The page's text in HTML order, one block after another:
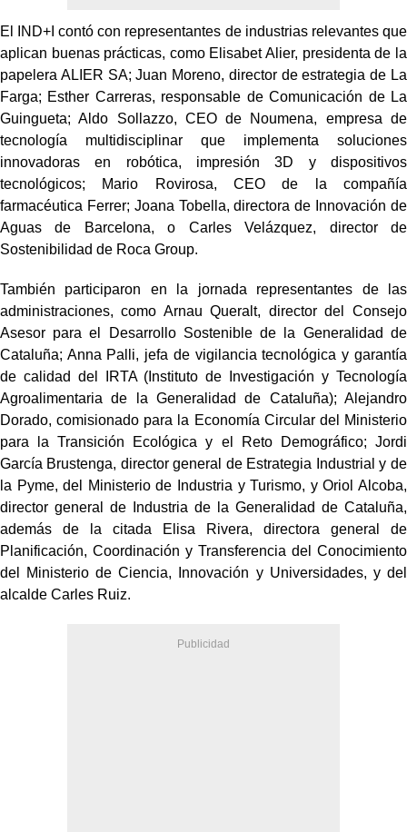
El IND+I contó con representantes de industrias relevantes que
aplican buenas prácticas, como Elisabet Alier, presidenta de la
papelera ALIER SA; Juan Moreno, director de estrategia de La
Farga; Esther Carreras, responsable de Comunicación de La
Guingueta; Aldo Sollazzo, CEO de Noumena, empresa de
tecnología multidisciplinar que implementa soluciones
innovadoras en robótica, impresión 3D y dispositivos
tecnológicos; Mario Rovirosa, CEO de la compañía
farmacéutica Ferrer; Joana Tobella, directora de Innovación de
Aguas de Barcelona, o Carles Velázquez, director de
Sostenibilidad de Roca Group.
También participaron en la jornada representantes de las
administraciones, como Arnau Queralt, director del Consejo
Asesor para el Desarrollo Sostenible de la Generalidad de
Cataluña; Anna Palli, jefa de vigilancia tecnológica y garantía
de calidad del IRTA (Instituto de Investigación y Tecnología
Agroalimentaria de la Generalidad de Cataluña); Alejandro
Dorado, comisionado para la Economía Circular del Ministerio
para la Transición Ecológica y el Reto Demográfico; Jordi
García Brustenga, director general de Estrategia Industrial y de
la Pyme, del Ministerio de Industria y Turismo, y Oriol Alcoba,
director general de Industria de la Generalidad de Cataluña,
además de la citada Elisa Rivera, directora general de
Planificación, Coordinación y Transferencia del Conocimiento
del Ministerio de Ciencia, Innovación y Universidades, y del
alcalde Carles Ruiz.